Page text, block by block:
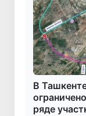
В
ряде